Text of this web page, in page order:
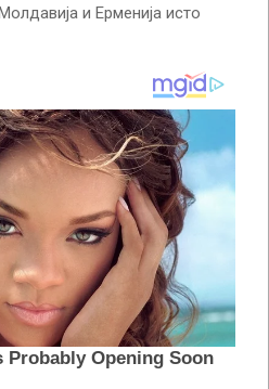
и Ерменија исто